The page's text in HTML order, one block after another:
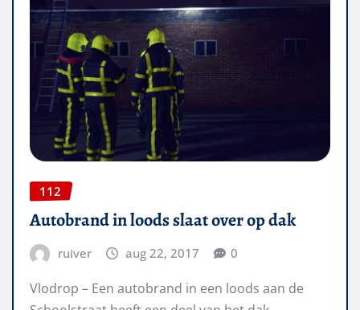
112
Autobrand in loods slaat over op dak
ruiver aug 22, 2017 0
Vlodrop – Een autobrand in een loods aan de